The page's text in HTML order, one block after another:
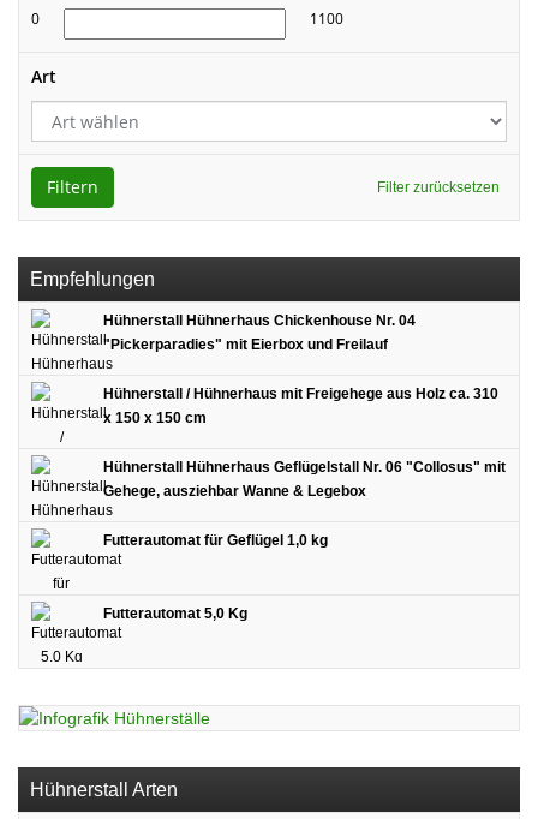
0 1100
Art
Filter zurücksetzen
Filtern
Empfehlungen
Hühnerstall Hühnerhaus Chickenhouse Nr. 04
"Pickerparadies" mit Eierbox und Freilauf
Hühnerstall / Hühnerhaus mit Freigehege aus Holz ca. 310
x 150 x 150 cm
Hühnerstall Hühnerhaus Geflügelstall Nr. 06 "Collosus" mit
Gehege, ausziehbar Wanne & Legebox
Futterautomat für Geflügel 1,0 kg
Futterautomat 5,0 Kg
Hühnerstall Arten